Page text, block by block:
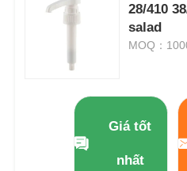
28/410
salad
MOQ：
Giá tốt
nhất